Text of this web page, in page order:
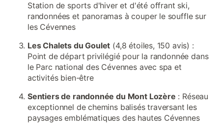
Station de sports d'hiver et d'été offrant ski,
randonnées et panoramas à couper le souffle sur
les Cévennes
Les Chalets du Goulet (4,8 étoiles, 150 avis) :
Point de départ privilégié pour la randonnée dans
le Parc national des Cévennes avec spa et
activités bien-être
Sentiers de randonnée du Mont Lozère : Réseau
exceptionnel de chemins balisés traversant les
paysages emblématiques des hautes Cévennes